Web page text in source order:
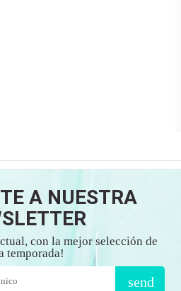
A NUESTRA
con la mejor selección de
temporada!
send